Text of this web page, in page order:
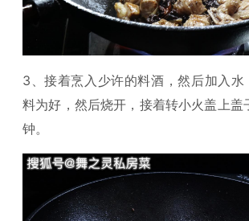
3、接着烹入少许的料酒，然后加入水
料为好，然后烧开，接着转小火盖上盖
钟。